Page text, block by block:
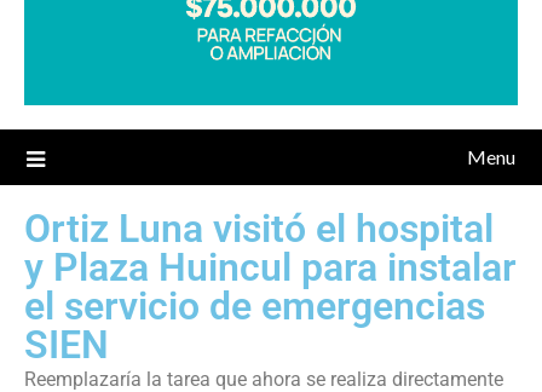
Menu
Ortiz Luna visitó el hospital
y Plaza Huincul para instalar
el servicio de emergencias
SIEN
Reemplazaría la tarea que ahora se realiza directamente